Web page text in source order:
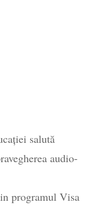
salută
audio-
programul Visa